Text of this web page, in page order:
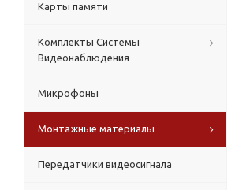
Карты памяти
Комплекты Системы
Видеонаблюдения
Микрофоны
Монтажные материалы
Передатчики видеосигнала